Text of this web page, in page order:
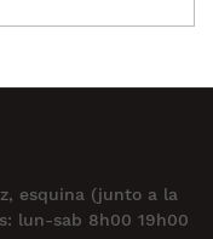
esquina (junto a la
lun-sab 8h00 19h00